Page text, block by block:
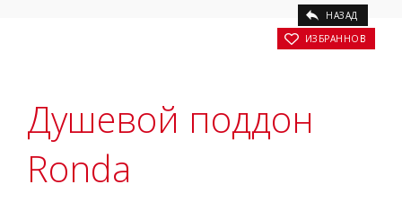
НАЗАД
В ИЗБРАННОЕ
Душевой поддон
Ronda